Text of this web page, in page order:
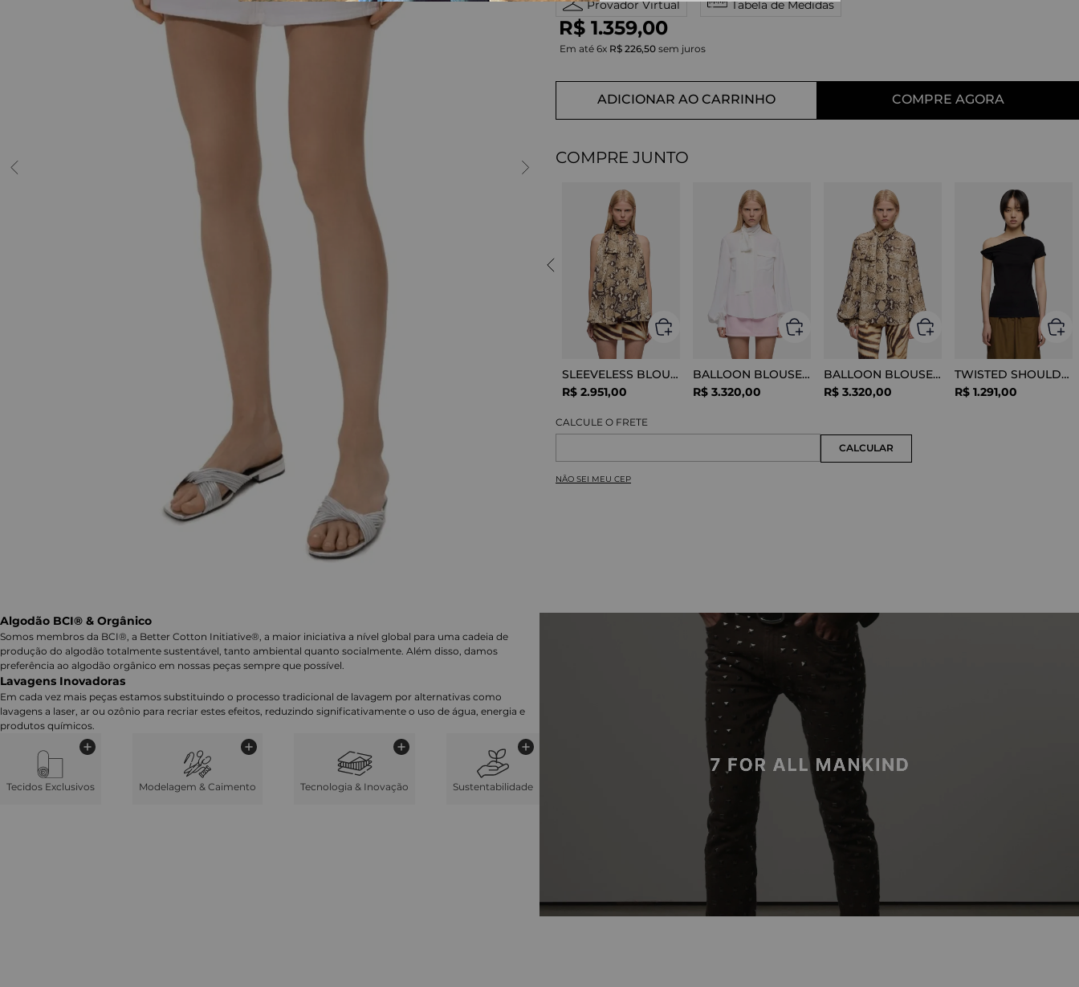
Provador Virtual Tabela de Medidas
R$ 1.359,00
Em até 6x R$ 226,50 sem juros
ADICIONAR AO CARRINHO COMPRE AGORA
COMPRE JUNTO
SLEEVELESS BLOUSE VISCOSE SNAKE
R$ 2.951,00
BALLOON BLOUSE SILK OPTICAL WHITE
R$ 3.320,00
BALLOON BLOUSE VISCOSE SNAKE
R$ 3.320,00
TWISTED SHOULDER TEE LYOCELL BLACK
R$ 1.291,00
NÃO SEI MEU CEP
Algodão BCI® & Orgânico
Somos membros da BCI®, a Better Cotton Initiative®, a maior iniciativa a nível global para uma cadeia de
produção do algodão totalmente sustentável, tanto ambiental quanto socialmente. Além disso, damos
preferência ao algodão orgânico em nossas peças sempre que possível.
Lavagens Inovadoras
Em cada vez mais peças estamos substituindo o processo tradicional de lavagem por alternativas como
lavagens a laser, ar ou ozônio para recriar estes efeitos, reduzindo significativamente o uso de água, energia e
produtos químicos.
Tecidos Exclusivos Modelagem & Caimento Tecnologia & Inovação Sustentabilidade